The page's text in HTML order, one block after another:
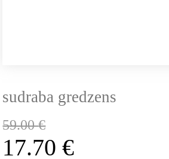
sudraba gredzens
59.00€
17.70€